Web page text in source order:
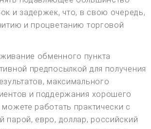
и задержек, что, в свою очередь,
и процветанию торговой
обменного пункта
предпосылкой для получения
максимального
и поддержания хорошего
работать практически с
парой, евро, доллар, российский